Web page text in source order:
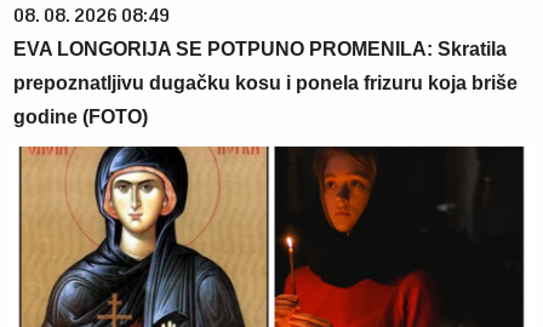
08. 08. 2026 08:49
EVA LONGORIJA SE POTPUNO PROMENILA: Skratila
prepoznatljivu dugačku kosu i ponela frizuru koja briše
godine (FOTO)